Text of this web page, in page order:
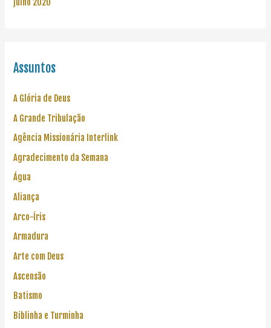
Assuntos
A Glória de Deus
A Grande Tribulação
Agência Missionária Interlink
Agradecimento da Semana
Água
Aliança
Arco-Íris
Armadura
Arte com Deus
Ascensão
Batismo
Biblinha e Turminha